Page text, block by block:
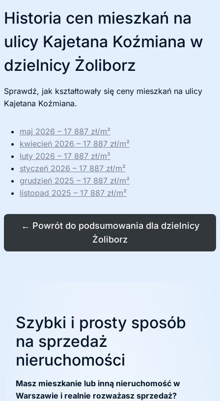
Historia cen mieszkań na
ulicy Kajetana Koźmiana w
dzielnicy Żoliborz
Sprawdź, jak kształtowały się ceny mieszkań na ulicy
Kajetana Koźmiana.
maj 2026 – 17 887 zł/m²
kwiecień 2026 – 17 887 zł/m²
luty 2026 – 17 887 zł/m²
styczeń 2026 – 17 887 zł/m²
grudzień 2025 – 17 887 zł/m²
listopad 2025 – 17 887 zł/m²
← Powrót do podsumowania dla dzielnicy
Żoliborz
Szybki i prosty sposób
na sprzedaż
nieruchomości
Masz mieszkanie lub inną nieruchomość w
Warszawie i realnie rozważasz sprzedaż?